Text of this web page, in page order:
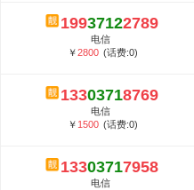
19937122789
电信
￥2800 (话费:0)
13303718769
电信
￥ 1500 (话费:0)
13303717958
电信